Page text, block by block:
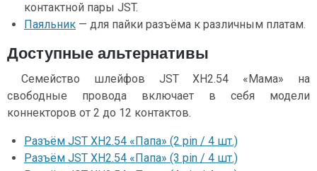
контактной пары JST.
Паяльник — для пайки разъёма к различным платам.
Доступные альтернативы
Семейство шлейфов JST XH2.54 «Мама» на
свободные провода включает в себя модели
коннекторов от 2 до 12 контактов.
Разъём JST XH2.54 «Папа» (2 pin / 4 шт.)
Разъём JST XH2.54 «Папа» (3 pin / 4 шт.)